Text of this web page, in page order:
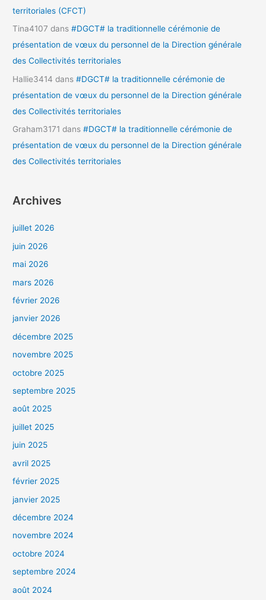
territoriales (CFCT)
Tina4107 dans#DGCT# la traditionnelle cérémonie de
présentation de vœux du personnel de la Direction générale
des Collectivités territoriales
Hallie3414 dans#DGCT# la traditionnelle cérémonie de
présentation de vœux du personnel de la Direction générale
des Collectivités territoriales
Graham3171 dans#DGCT# la traditionnelle cérémonie de
présentation de vœux du personnel de la Direction générale
des Collectivités territoriales
Archives
juillet 2026
juin 2026
mai 2026
mars 2026
février 2026
janvier 2026
décembre 2025
novembre 2025
octobre 2025
septembre 2025
août 2025
juillet 2025
juin 2025
avril 2025
février 2025
janvier 2025
décembre 2024
novembre 2024
octobre 2024
septembre 2024
août 2024